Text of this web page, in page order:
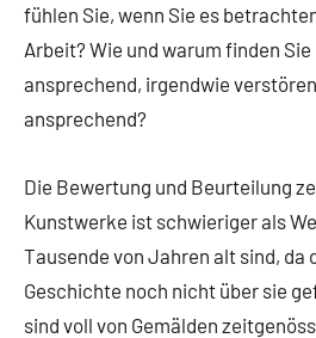
fühlen Sie, wenn Sie es
Arbeit? Wie und warum finden Sie
ansprechend, irgendwie
ansprechend?
Die Bewertung und Beurteilung
Kunstwerke ist schwieriger als
Tausende von Jahren alt sind, da
Geschichte noch nicht über sie
sind voll von Gemälden